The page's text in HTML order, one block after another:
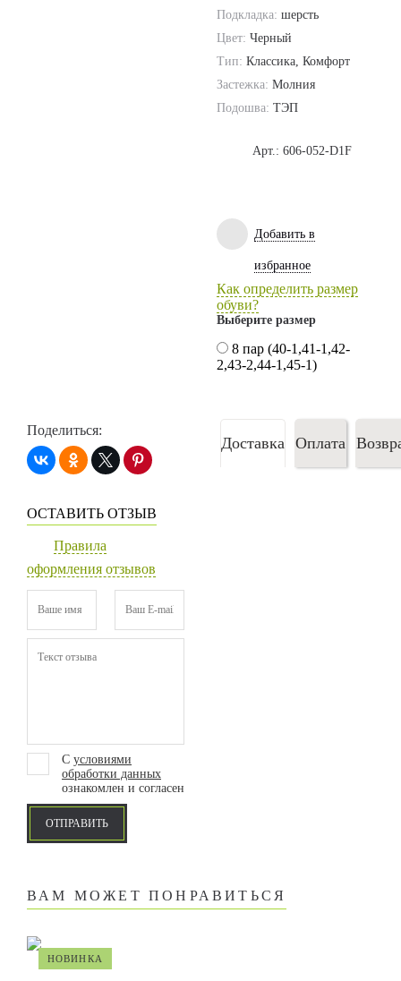
Подкладка: шерсть
Цвет: Черный
Тип: Классика, Комфорт
Застежка: Молния
Подошва: ТЭП
Арт.: 606-052-D1F
Добавить в
избранное
Как определить размер
обуви?
Выберите размер
8 пар (40-1,41-1,42-
2,43-2,44-1,45-1)
Поделиться:
ОСТАВИТЬ ОТЗЫВ
Правила
оформления отзывов
С условиями
обработки данных
ознакомлен и согласен
ОТПРАВИТЬ
Доставка Оплата
ВАМ МОЖЕТ ПОНРАВИТЬСЯ
НОВИНКА